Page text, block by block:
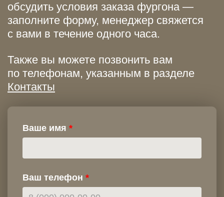
обсудить условия заказа фургона —
заполните форму, менеджер свяжется
с вами в течение одного часа.
Также вы можете позвонить вам
по телефонам, указанным в разделе
Контакты
Ваше имя
Ваш телефон